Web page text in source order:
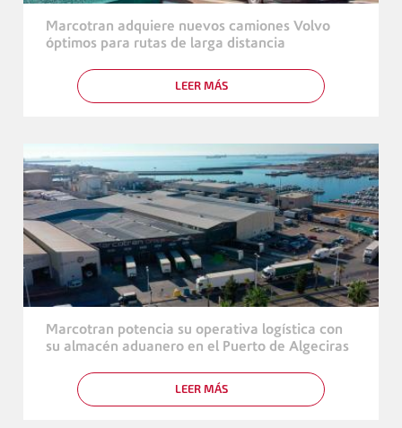
Marcotran adquiere nuevos camiones Volvo
óptimos para rutas de larga distancia
LEER MÁSSOBRE
MARCOTRAN
CAMIONES
VOLVO
ÓPTIMOS
PARA
RUTAS
DE
LARGA
DISTANCIA
Marcotran potencia su operativa logística con
su almacén aduanero en el Puerto de Algeciras
LEER MÁSSOBRE
MARCOTRAN